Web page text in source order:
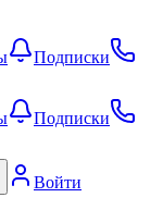
Подписки
Подписки
Войти